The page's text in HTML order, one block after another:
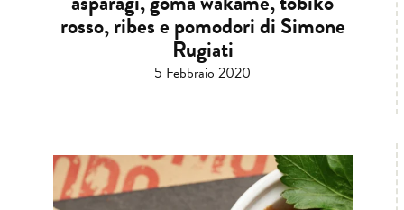
rosso, ribes e pomodori di Simone
Rugiati
5 Febbraio 2020